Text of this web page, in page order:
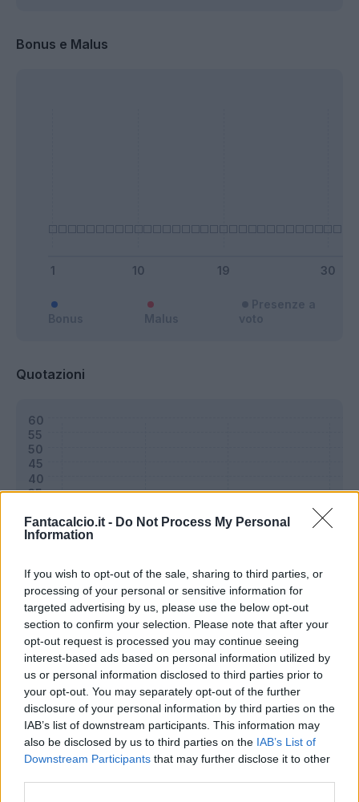
Fantacalcio.it - Do Not Process My Personal
Information
If you wish to opt-out of the sale, sharing to third parties, or
processing of your personal or sensitive information for
targeted advertising by us, please use the below opt-out
section to confirm your selection. Please note that after your
opt-out request is processed you may continue seeing
interest-based ads based on personal information utilized by
us or personal information disclosed to third parties prior to
your opt-out. You may separately opt-out of the further
disclosure of your personal information by third parties on the
IAB’s list of downstream participants. This information may
also be disclosed by us to third parties on the IAB’s List of
Downstream Participants that may further disclose it to other
Bonus e Malus
Quotazioni
Classic Mantra
Riepilogo stagione
Titolare 0 - 0%